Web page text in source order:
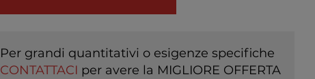
Per grandi quantitativi o esigenze specifiche
CONTATTACI per avere la MIGLIORE OFFERTA